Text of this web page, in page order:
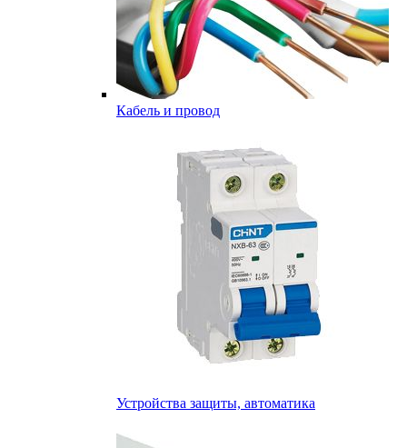
Кабель и провод
Устройства защиты, автоматика